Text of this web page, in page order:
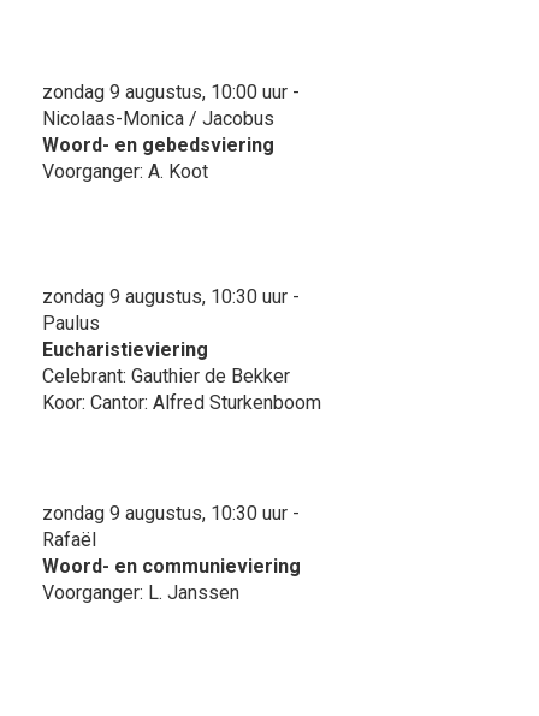
zondag 9 augustus, 10:00 uur -
Nicolaas-Monica / Jacobus
Woord- en gebedsviering
Voorganger: A. Koot
zondag 9 augustus, 10:30 uur -
Paulus
Eucharistieviering
Celebrant: Gauthier de Bekker
Koor: Cantor: Alfred Sturkenboom
zondag 9 augustus, 10:30 uur -
Rafaël
Woord- en communieviering
Voorganger: L. Janssen